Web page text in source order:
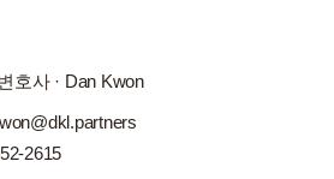
호사 · Dan Kwon
2615